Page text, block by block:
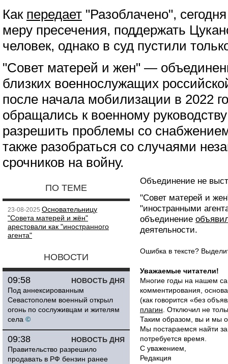
Как передает "Разоблачено",
меру пресечения, поддержать
человек, однако в суд пустили
"Совет матерей и жен" —
близких военнослужащих
после начала мобилизации в 2022
обращались к военному
разрешить проблемы со
также разобраться со случаями
срочников на войну.
ПО ТЕМЕ
23-08-2025 Основательницу
"Совета матерей и жён"
арестовали как "иностранного
агента"
НОВОСТИ
НОВОСТЬ ДНЯ
09:58
Под аннексированным
Севастополем военный открыл
огонь по сослуживцам и жителям
села ©
НОВОСТЬ ДНЯ
09:38
Правительство разрешило
продавать в РФ бензин ранее
Объединение не
"Совет матерей и
"иностранными
объединение
деятельности.
Ошибка в тексте?
Уважаемые читатели!
Многие годы на нашем
комментирования,
(как говорится «без
плагин . Отключил не
Таким образом, вы и мы
Мы постараемся найти
потребуется время.
С уважением,
Редакция